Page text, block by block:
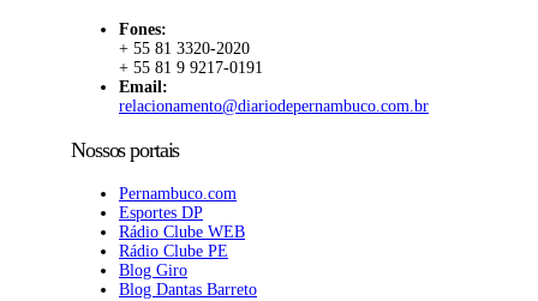
Fones:
+ 55 81 3320-2020
+ 55 81 9 9217-0191
Email:
relacionamento@diariodepernambuco.com.br
Nossos portais
Pernambuco.com
Esportes DP
Rádio Clube WEB
Rádio Clube PE
Blog Giro
Blog Dantas Barreto